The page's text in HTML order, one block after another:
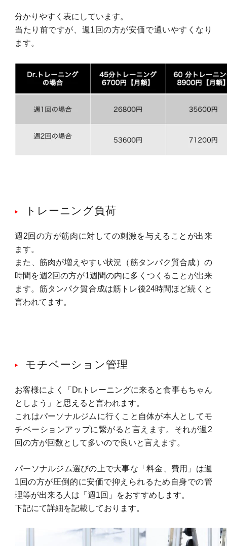
分かりやすく表にしています。
当たり前ですが、週1回の方が安価で通いやすくなり
ます。
トレーニング負荷
週2回の方が筋肉に対しての刺激を与えることが出来
ます。
また、筋肉が増えやすい状況（筋タンパク質合成）の
時間を週2回の方が1週間の内に多くつくることが出来
ます。筋タンパク質合成は筋トレ後24時間ほど続くと
言われてます。
モチベーション管理
お客様によく「Dr.トレーニングに来ると食事もちゃん
としよう」と思えると言われます。
これはパーソナルジムに行くこと自体が本人としてモ
チベーションアップに繋がると言えます。それが週2
回の方が回数として多いので良いと言えます。
パーソナルジム選びの上で大事な「料金、費用」は週
1回の方が圧倒的に安価で抑えられるため自身での管
理等が出来る人は「週1回」をおすすめします。
下記にて詳細を記載しております。